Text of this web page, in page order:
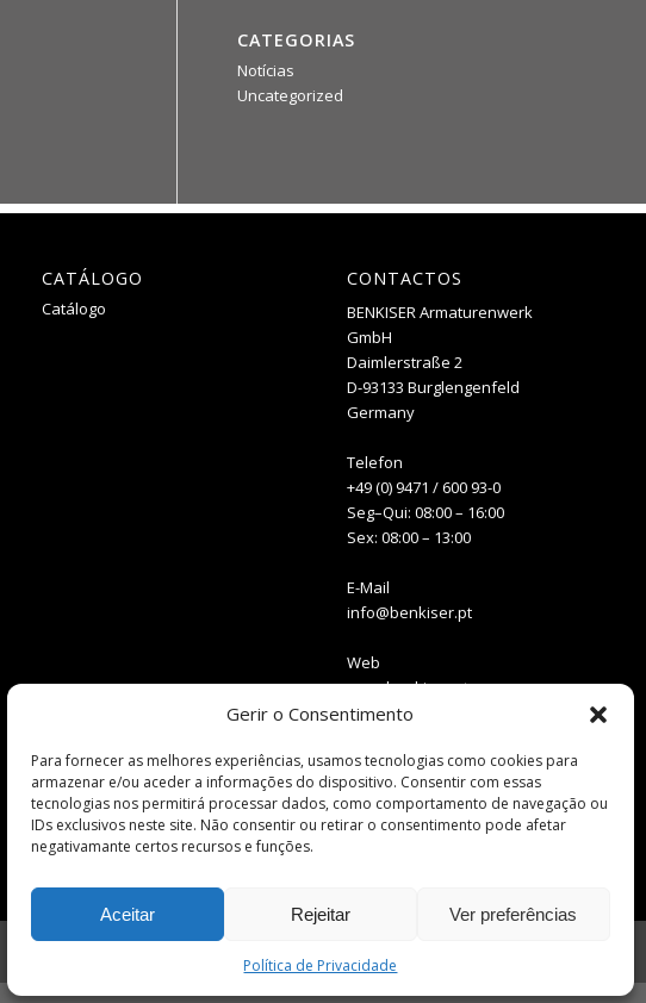
Gerir o Consentimento
Para fornecer as melhores experiências, usamos tecnologias como cookies para
armazenar e/ou aceder a informações do dispositivo. Consentir com essas
tecnologias nos permitirá processar dados, como comportamento de navegação ou
IDs exclusivos neste site. Não consentir ou retirar o consentimento pode afetar
negativamante certos recursos e funções.
Aceitar Rejeitar Ver preferências
Política de Privacidade
CATEGORIAS
Notícias
Uncategorized
CATÁLOGO
Catálogo
CONTACTOS
BENKISER Armaturenwerk
GmbH
Daimlerstraße 2
D-93133 Burglengenfeld
Germany
Telefon
+49 (0) 9471 / 600 93-0
Seg–Qui: 08:00 – 16:00
Sex: 08:00 – 13:00
E-Mail
info@benkiser.pt
Web
www.benkiser.pt
www.benkiser.de